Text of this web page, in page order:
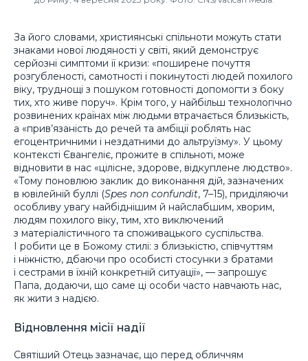
За його словами, християнські спільноти можуть стати
знаками нової людяності у світі, який демонструє
серйозні симптоми її кризи: «поширене почуття
розгубленості, самотності і покинутості людей похилого
віку, труднощі з пошуком готовності допомогти з боку
тих, хто живе поруч». Крім того, у найбільш технологічно
розвинених країнах між людьми втрачається близькість,
а «прив’язаність до речей та амбіції роблять нас
егоцентричними і нездатними до альтруїзму». У цьому
контексті Євангеліє, прожите в спільноті, може
відновити в нас «цілісне, здорове, відкуплене людство».
«Тому поновлюю заклик до виконання дій, зазначених
в ювілейній буллі (Spes non confundit, 7–15), приділяючи
особливу увагу найбіднішим й найслабшим, хворим,
людям похилого віку, тим, хто виключений
з матеріалістичного та споживацького суспільства.
І робити це в Божому стилі: з близькістю, співчуттям
і ніжністю, дбаючи про особисті стосунки з братами
і сестрами в їхній конкретній ситуації», — запрошує
Папа, додаючи, що саме ці особи часто навчають нас,
як жити з надією.
Відновлення місії надії
Святіший Отець зазначає, що перед обличчям